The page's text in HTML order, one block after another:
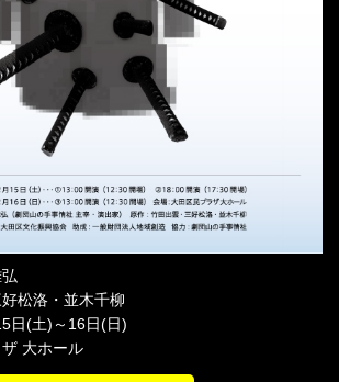
松洛・並木千柳
日(土)～16日(日)
大ホール